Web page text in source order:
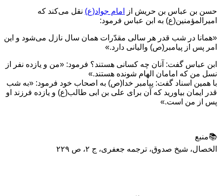
حسن بن عباس بن حريش از امام جواد(ع) نقل مى‌كند كه
اميرالمؤمنين(ع) به ابن عباس فرمود:
«همانا در شب قدر هر سالى مقدّرات همان سال نازل مى‌شود و اين
امر پس از پيامبر(ص) واليانى دارد.»
ابن عباس گفت: آنان چه كسانى هستند؟ فرمود: «من و يازده نفر از
نسل من كه امامان الهام شونده هستند.»
با همين اسناد گفت: پيامبر خدا(ص) به اصحاب خود فرمود: «به شب
قدر ايمان بياوريد كه آن براى على بن ابى طالب(ع) و يازده فرزند او
پس از من است.»
📚منبع
الخصال، شیخ صدوق، ترجمه جعفرى، ج ۲، ص ۲۲۹